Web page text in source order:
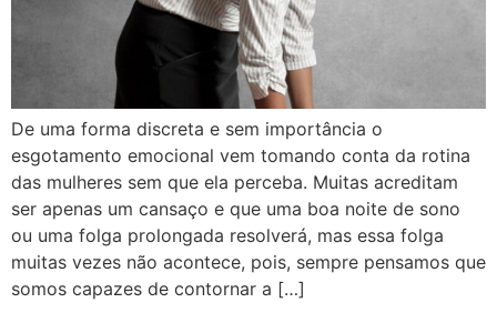
De uma forma discreta e sem importância o
esgotamento emocional vem tomando conta da rotina
das mulheres sem que ela perceba. Muitas acreditam
ser apenas um cansaço e que uma boa noite de sono
ou uma folga prolongada resolverá, mas essa folga
muitas vezes não acontece, pois, sempre pensamos que
somos capazes de contornar a […]